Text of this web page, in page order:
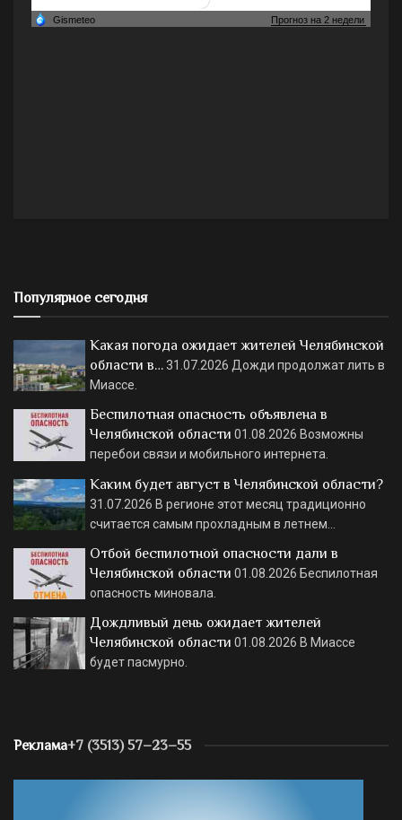
Популярное сегодня
Какая погода ожидает жителей Челябинской
области в…31.07.2026 Дожди продолжат лить в
Миассе.
Беспилотная опасность объявлена в
Челябинской области 01.08.2026 Возможны
перебои связи и мобильного интернета.
Каким будет август в Челябинской области?
31.07.2026 В регионе этот месяц традиционно
считается самым прохладным в летнем…
Отбой беспилотной опасности дали в
Челябинской области 01.08.2026 Беспилотная
опасность миновала.
Дождливый день ожидает жителей
Челябинской области 01.08.2026 В Миассе
будет пасмурно.
Реклама+7 (3513) 57–23–55